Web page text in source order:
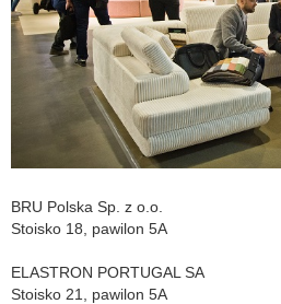
BRU Polska Sp. z o.o.
Stoisko 18, pawilon 5A
ELASTRON PORTUGAL SA
Stoisko 21, pawilon 5A